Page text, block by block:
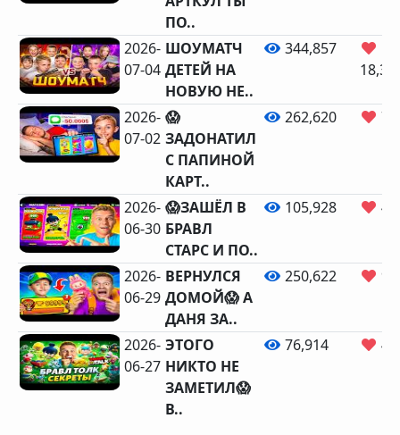
ПО..
2026-
07-04
ШОУМАТЧ
ДЕТЕЙ НА
НОВУЮ НЕ..
344,857
2026-
07-02
😱
ЗАДОНАТИЛ
С ПАПИНОЙ
КАРТ..
262,620
2026-
06-30
😱ЗАШЁЛ В
БРАВЛ
СТАРС И ПО..
105,928
2026-
06-29
ВЕРНУЛСЯ
ДОМОЙ😱 А
ДАНЯ ЗА..
250,622
2026-
06-27
ЭТОГО
НИКТО НЕ
ЗАМЕТИЛ😱
В..
76,914